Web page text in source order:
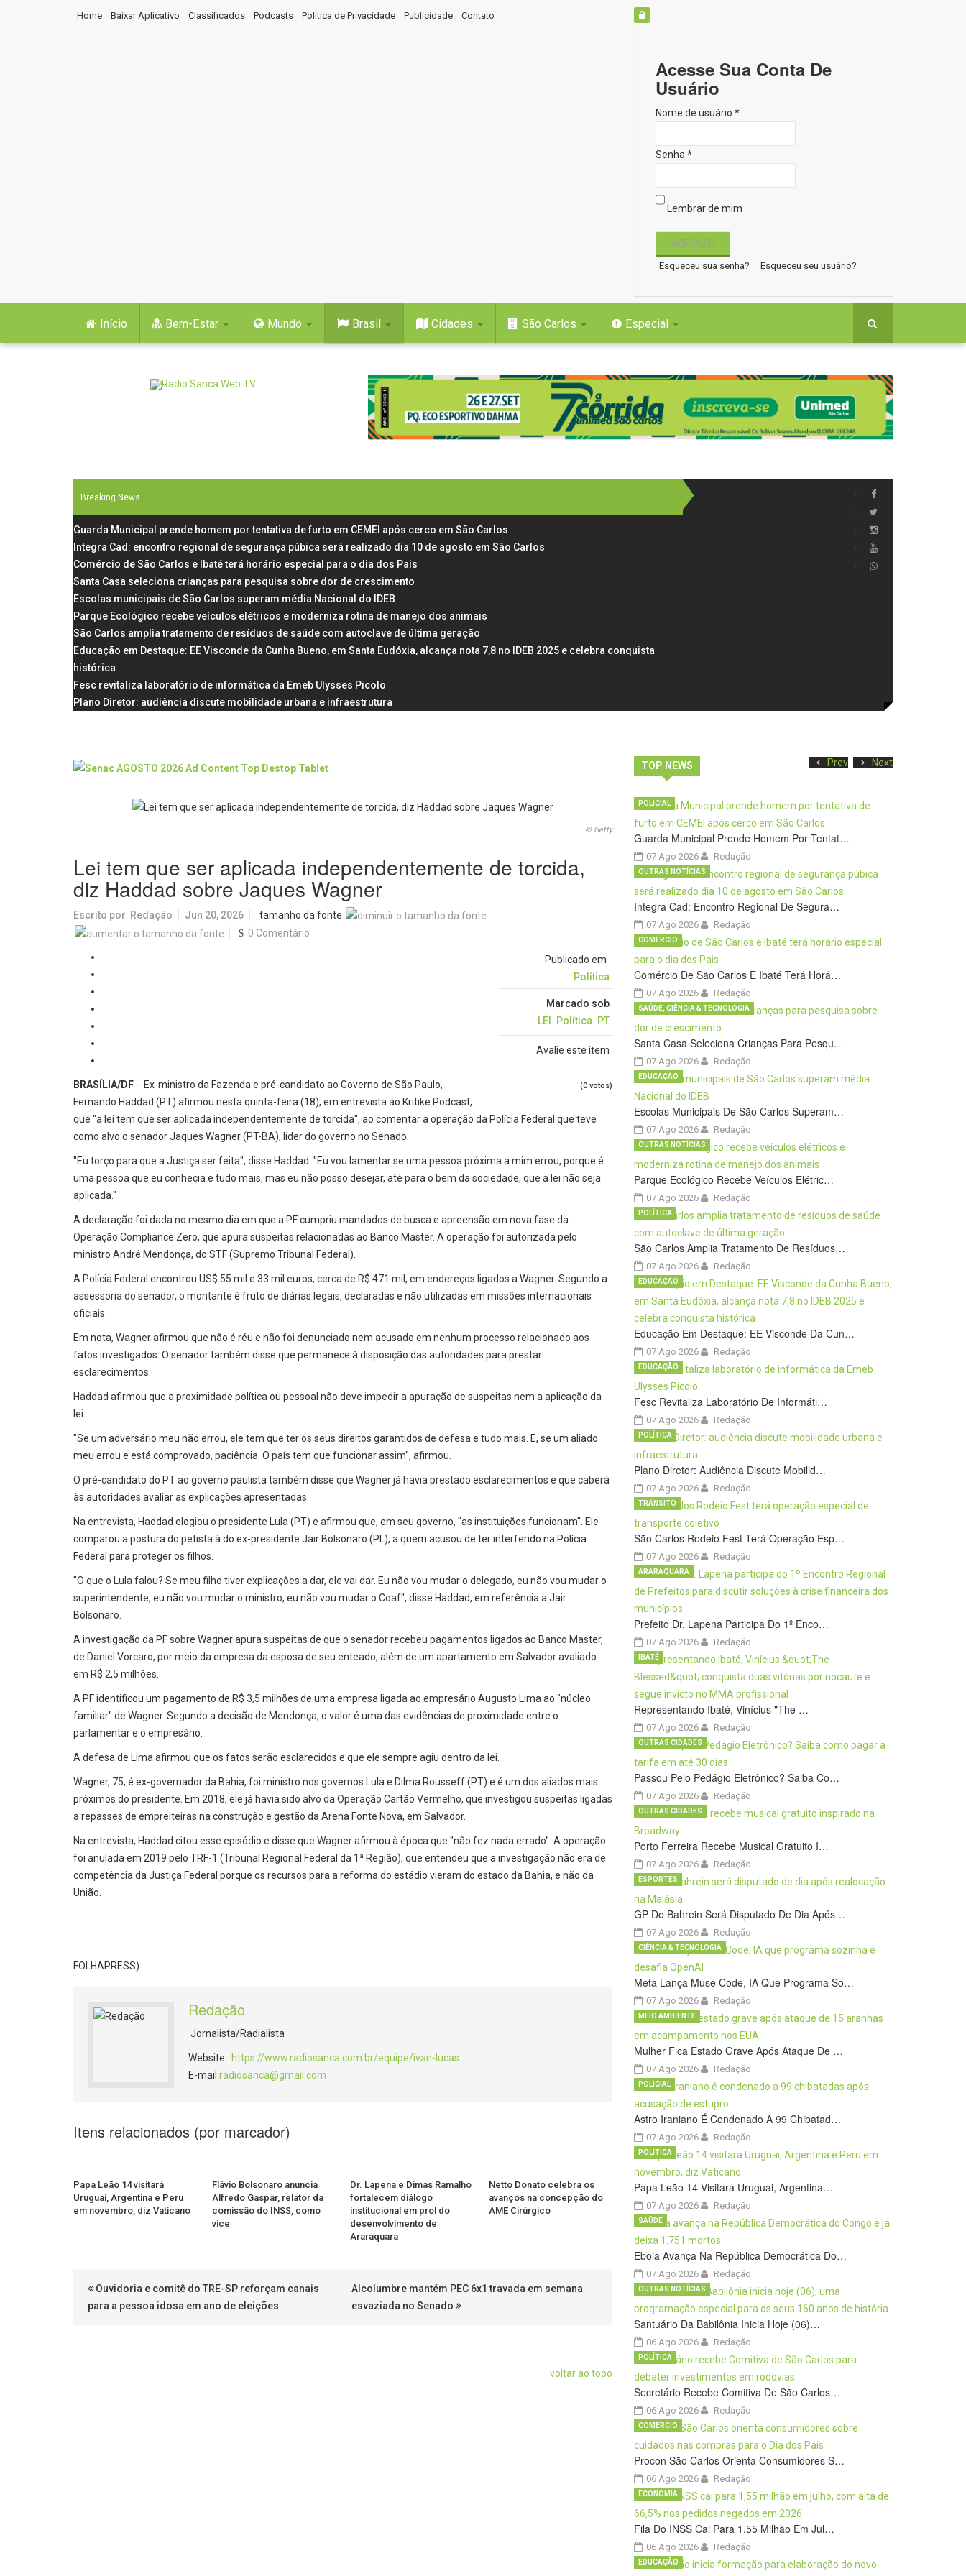
Home Baixar Aplicativo Classificados Podcasts Política de Privacidade Publicidade Contato
Acesse Sua Conta De
Usuário
Nome de usuário *
Senha *
Lembrar de mim
Esqueceu sua senha? Esqueceu seu usuário?
Início Bem-Estar Mundo Brasil Cidades São Carlos Especial
Breaking News
Guarda Municipal prende homem por tentativa de furto em CEMEI após cerco em São Carlos
Integra Cad: encontro regional de segurança púbica será realizado dia 10 de agosto em São Carlos
Comércio de São Carlos e Ibaté terá horário especial para o dia dos Pais
Santa Casa seleciona crianças para pesquisa sobre dor de crescimento
Escolas municipais de São Carlos superam média Nacional do IDEB
Parque Ecológico recebe veículos elétricos e moderniza rotina de manejo dos animais
São Carlos amplia tratamento de resíduos de saúde com autoclave de última geração
Educação em Destaque: EE Visconde da Cunha Bueno, em Santa Eudóxia, alcança nota 7,8 no IDEB 2025 e celebra conquista
histórica
Fesc revitaliza laboratório de informática da Emeb Ulysses Picolo
Plano Diretor: audiência discute mobilidade urbana e infraestrutura
© Getty
Lei tem que ser aplicada independentemente de torcida,
diz Haddad sobre Jaques Wagner
Escrito por Redação Jun 20, 2026
tamanho da fonte
0 Comentário
Publicado em
Política
Marcado sob
LEI
Política PT
Avalie este item
(0 votos)
BRASÍLIA/DF - Ex-ministro da Fazenda e pré-candidato ao Governo de São Paulo,
Fernando Haddad (PT) afirmou nesta quinta-feira (18), em entrevista ao Kritike Podcast,
que "a lei tem que ser aplicada independentemente de torcida", ao comentar a operação da Polícia Federal que teve
como alvo o senador Jaques Wagner (PT-BA), líder do governo no Senado.
"Eu torço para que a Justiça ser feita", disse Haddad. "Eu vou lamentar se uma pessoa próxima a mim errou, porque é
uma pessoa que eu conhecia e tudo mais, mas eu não posso desejar, até para o bem da sociedade, que a lei não seja
aplicada."
A declaração foi dada no mesmo dia em que a PF cumpriu mandados de busca e apreensão em nova fase da
Operação Compliance Zero, que apura suspeitas relacionadas ao Banco Master. A operação foi autorizada pelo
ministro André Mendonça, do STF (Supremo Tribunal Federal).
A Polícia Federal encontrou US$ 55 mil e 33 mil euros, cerca de R$ 471 mil, em endereços ligados a Wagner. Segundo a
assessoria do senador, o montante é fruto de diárias legais, declaradas e não utilizadas em missões internacionais
oficiais.
Em nota, Wagner afirmou que não é réu e não foi denunciado nem acusado em nenhum processo relacionado aos
fatos investigados. O senador também disse que permanece à disposição das autoridades para prestar
esclarecimentos.
Haddad afirmou que a proximidade política ou pessoal não deve impedir a apuração de suspeitas nem a aplicação da
lei.
"Se um adversário meu não errou, ele tem que ter os seus direitos garantidos de defesa e tudo mais. E, se um aliado
meu errou e está comprovado, paciência. O país tem que funcionar assim", afirmou.
O pré-candidato do PT ao governo paulista também disse que Wagner já havia prestado esclarecimentos e que caberá
às autoridades avaliar as explicações apresentadas.
Na entrevista, Haddad elogiou o presidente Lula (PT) e afirmou que, em seu governo, "as instituições funcionam". Ele
comparou a postura do petista à do ex-presidente Jair Bolsonaro (PL), a quem acusou de ter interferido na Polícia
Federal para proteger os filhos.
"O que o Lula falou? Se meu filho tiver explicações a dar, ele vai dar. Eu não vou mudar o delegado, eu não vou mudar o
superintendente, eu não vou mudar o ministro, eu não vou mudar o Coaf", disse Haddad, em referência a Jair
Bolsonaro.
A investigação da PF sobre Wagner apura suspeitas de que o senador recebeu pagamentos ligados ao Banco Master,
de Daniel Vorcaro, por meio da empresa da esposa de seu enteado, além de um apartamento em Salvador avaliado
em R$ 2,5 milhões.
A PF identificou um pagamento de R$ 3,5 milhões de uma empresa ligada ao empresário Augusto Lima ao "núcleo
familiar" de Wagner. Segundo a decisão de Mendonça, o valor é uma das evidências de proximidade entre o
parlamentar e o empresário.
A defesa de Lima afirmou que os fatos serão esclarecidos e que ele sempre agiu dentro da lei.
Wagner, 75, é ex-governador da Bahia, foi ministro nos governos Lula e Dilma Rousseff (PT) e é um dos aliados mais
próximos do presidente. Em 2018, ele já havia sido alvo da Operação Cartão Vermelho, que investigou suspeitas ligadas
a repasses de empreiteiras na construção e gestão da Arena Fonte Nova, em Salvador.
Na entrevista, Haddad citou esse episódio e disse que Wagner afirmou à época que "não fez nada errado". A operação
foi anulada em 2019 pelo TRF-1 (Tribunal Regional Federal da 1ª Região), que entendeu que a investigação não era de
competência da Justiça Federal porque os recursos para a reforma do estádio vieram do estado da Bahia, e não da
União.
FOLHAPRESS)
Redação
Jornalista/Radialista
Website.: https://www.radiosanca.com.br/equipe/ivan-lucas
E-mail radiosanca@gmail.com
Itens relacionados (por marcador)
Papa Leão 14 visitará
Uruguai, Argentina e Peru
em novembro, diz Vaticano
Flávio Bolsonaro anuncia
Alfredo Gaspar, relator da
comissão do INSS, como
vice
Dr. Lapena e Dimas Ramalho
fortalecem diálogo
institucional em prol do
desenvolvimento de
Araraquara
Netto Donato celebra os
avanços na concepção do
AME Cirúrgico
Ouvidoria e comitê do TRE-SP reforçam canais
para a pessoa idosa em ano de eleições
Alcolumbre mantém PEC 6x1 travada em semana
esvaziada no Senado
voltar ao topo
TOP NEWS Prev Next
Guarda Municipal Prende Homem Por Tentat…
07 Ago 2026
POLICIAL
Redação
Integra Cad: Encontro Regional De Segura…
07 Ago 2026
OUTRAS NOTÍCIAS
Redação
Comércio De São Carlos E Ibaté Terá Horá…
07 Ago 2026
COMÉRCIO
Redação
Santa Casa Seleciona Crianças Para Pesqu…
07 Ago 2026
SAÚDE, CIÊNCIA & TECNOLOGIA
Redação
Escolas Municipais De São Carlos Superam…
07 Ago 2026
EDUCAÇÃO
Redação
Parque Ecológico Recebe Veículos Elétric…
07 Ago 2026
OUTRAS NOTÍCIAS
Redação
São Carlos Amplia Tratamento De Resíduos…
07 Ago 2026
POLÍTICA
Redação
Educação Em Destaque: EE Visconde Da Cun…
07 Ago 2026
EDUCAÇÃO
Redação
Fesc Revitaliza Laboratório De Informáti…
07 Ago 2026
EDUCAÇÃO
Redação
Plano Diretor: Audiência Discute Mobilid…
07 Ago 2026
POLÍTICA
Redação
São Carlos Rodeio Fest Terá Operação Esp…
07 Ago 2026
TRÂNSITO
Redação
Prefeito Dr. Lapena Participa Do 1º Enco…
07 Ago 2026
ARARAQUARA
Redação
Representando Ibaté, Vinícius "The …
07 Ago 2026
IBATÉ
Redação
Passou Pelo Pedágio Eletrônico? Saiba Co…
07 Ago 2026
OUTRAS CIDADES
Redação
Porto Ferreira Recebe Musical Gratuito I…
07 Ago 2026
OUTRAS CIDADES
Redação
GP Do Bahrein Será Disputado De Dia Após…
07 Ago 2026
ESPORTES
Redação
Meta Lança Muse Code, IA Que Programa So…
07 Ago 2026
CIÊNCIA & TECNOLOGIA
Redação
Mulher Fica Estado Grave Após Ataque De …
07 Ago 2026
MEIO AMBIENTE
Redação
Astro Iraniano É Condenado A 99 Chibatad…
07 Ago 2026
POLICIAL
Redação
Papa Leão 14 Visitará Uruguai, Argentina…
07 Ago 2026
POLÍTICA
Redação
Ebola Avança Na República Democrática Do…
07 Ago 2026
SAÚDE
Redação
Santuário Da Babilônia Inicia Hoje (06)…
06 Ago 2026
OUTRAS NOTÍCIAS
Redação
Secretário Recebe Comitiva De São Carlos…
06 Ago 2026
POLÍTICA
Redação
Procon São Carlos Orienta Consumidores S…
06 Ago 2026
COMÉRCIO
Redação
Fila Do INSS Cai Para 1,55 Milhão Em Jul…
06 Ago 2026
ECONOMIA
Redação
EDUCAÇÃO